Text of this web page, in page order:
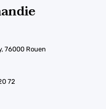
76000 Rouen
72